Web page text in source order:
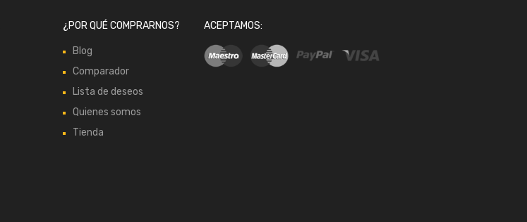
¿POR QUÉ COMPRARNOS?
Blog
Comparador
Lista de deseos
Quienes somos
Tienda
ACEPTAMOS: